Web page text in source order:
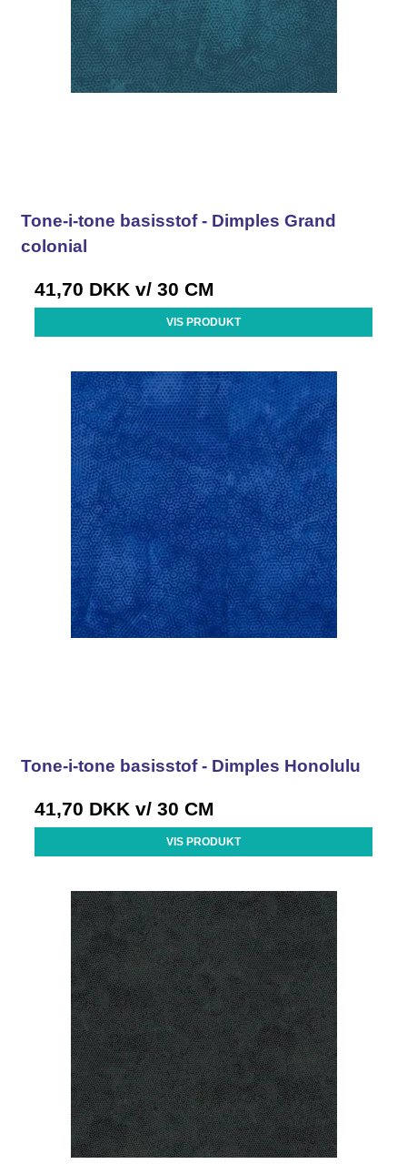
Tone-i-tone basisstof - Dimples Grand
colonial
41,70 DKK v/ 30 CM
VIS PRODUKT
Tone-i-tone basisstof - Dimples Honolulu
41,70 DKK v/ 30 CM
VIS PRODUKT